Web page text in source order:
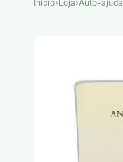
Início›Loja›Auto-ajuda